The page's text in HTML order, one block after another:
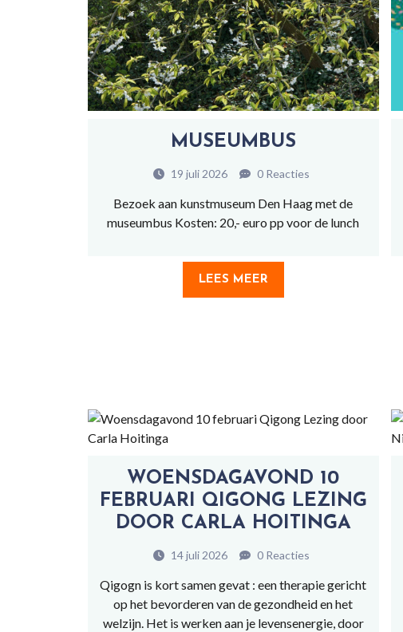
MUSEUMBUS
19 juli 2026 0 Reacties
Bezoek aan kunstmuseum Den Haag met de
museumbus Kosten: 20,- euro pp voor de lunch
LEES MEER
WOENSDAGAVOND 10
FEBRUARI QIGONG LEZING
DOOR CARLA HOITINGA
14 juli 2026 0 Reacties
Qigogn is kort samen gevat : een therapie gericht
op het bevorderen van de gezondheid en het
welzijn. Het is werken aan je levensenergie, door